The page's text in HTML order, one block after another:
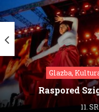
Glazba,
Raspored
11.